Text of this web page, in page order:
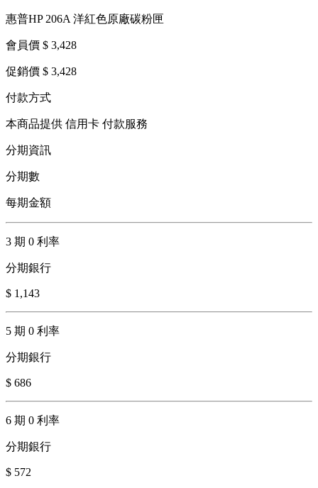
惠普HP 206A 洋紅色原廠碳粉匣
會員價 $ 3,428
促銷價 $ 3,428
付款方式
本商品提供 信用卡 付款服務
分期資訊
分期數
每期金額
3 期 0 利率
分期銀行
$ 1,143
5 期 0 利率
分期銀行
$ 686
6 期 0 利率
分期銀行
$ 572